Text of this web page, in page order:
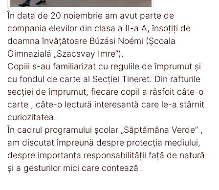
În data de 20 noiembrie am avut parte de
compania elevilor din clasa a II-a A, însoțiți de
doamna învățătoare Búzási Noémi (Școala
Gimnazială „Szacsvay Imre”).
Copiii s-au familiarizat cu regulile de împrumut și
cu fondul de carte al Secției Tineret. Din rafturile
secției de împrumut, fiecare copil a răsfoit câte-o
carte , câte-o lectură interesantă care le-a stârnit
curiozitatea.
În cadrul programului școlar „Săptămâna Verde” ,
am discutat împreună despre protecția mediului,
despre importanța responsabilității față de natură
și a gesturilor mici care contează .